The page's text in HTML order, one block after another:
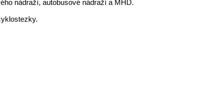
nádraží, autobusové nádraží a MHD.